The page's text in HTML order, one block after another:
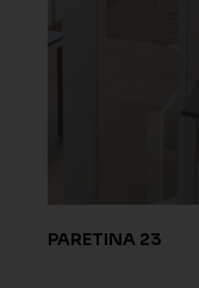
PARETINA 23